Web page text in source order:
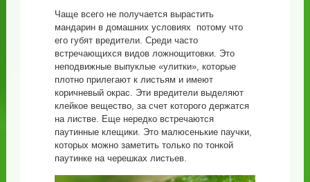
Чаще всего не получается вырастить
мандарин в домашних условиях потому что
его губят вредители. Среди часто
встречающихся видов ложнощитовки. Это
неподвижные выпуклые «улитки», которые
плотно прилегают к листьям и имеют
коричневый окрас. Эти вредители выделяют
клейкое вещество, за счет которого держатся
на листве. Еще нередко встречаются
паутинные клещики. Это малюсенькие паучки,
которых можно заметить только по тонкой
паутинке на черешках листьев.